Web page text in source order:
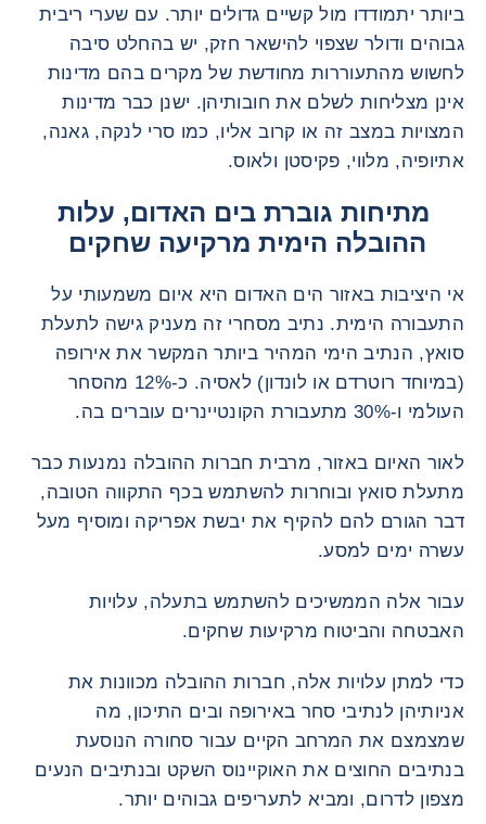
ביותר יתמודדו מול קשיים גדולים יותר. עם שערי ריבית
גבוהים ודולר שצפוי להישאר חזק, יש בהחלט סיבה
לחשוש מהתעוררות מחודשת של מקרים בהם מדינות
אינן מצליחות לשלם את חובותיהן. ישנן כבר מדינות
המצויות במצב זה או קרוב אליו, כמו סרי לנקה, גאנה,
אתיופיה, מלווי, פקיסטן ולאוס.
מתיחות גוברת בים האדום, עלות
ההובלה הימית מרקיעה שחקים
אי היציבות באזור הים האדום היא איום משמעותי על
התעבורה הימית. נתיב מסחרי זה מעניק גישה לתעלת
סואץ, הנתיב הימי המהיר ביותר המקשר את אירופה
(במיוחד רוטרדם או לונדון) לאסיה. כ-12% מהסחר
העולמי ו-30% מתעבורת הקונטיינרים עוברים בה.
לאור האיום באזור, מרבית חברות ההובלה נמנעות כבר
מתעלת סואץ ובוחרות להשתמש בכף התקווה הטובה,
דבר הגורם להם להקיף את יבשת אפריקה ומוסיף מעל
עשרה ימים למסע.
עבור אלה הממשיכים להשתמש בתעלה, עלויות
האבטחה והביטוח מרקיעות שחקים.
כדי למתן עלויות אלה, חברות ההובלה מכוונות את
אניותיהן לנתיבי סחר באירופה ובים התיכון, מה
שמצמצם את המרחב הקיים עבור סחורה הנוסעת
בנתיבים החוצים את האוקיינוס השקט ובנתיבים הנעים
מצפון לדרום, ומביא לתעריפים גבוהים יותר.